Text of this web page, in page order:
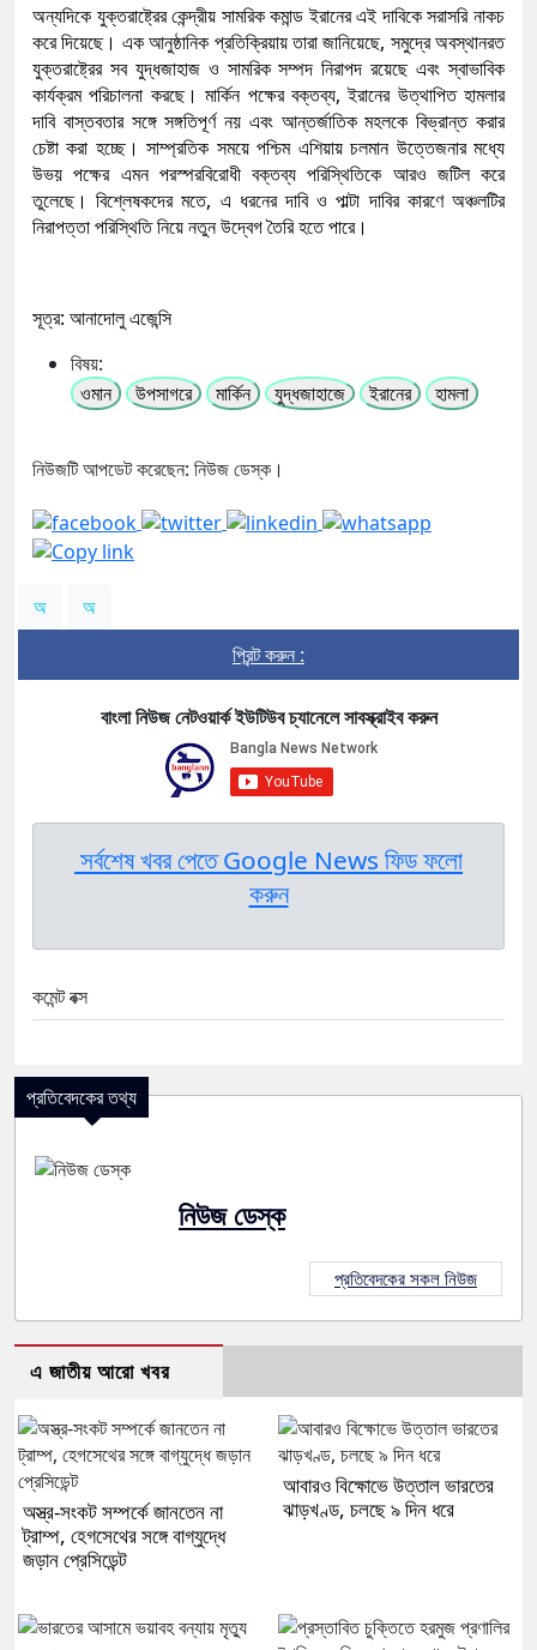
অন্যদিকে যুক্তরাষ্ট্রের কেন্দ্রীয় সামরিক কমান্ড ইরানের এই দাবিকে সরাসরি নাকচ
করে দিয়েছে। এক আনুষ্ঠানিক প্রতিক্রিয়ায় তারা জানিয়েছে, সমুদ্রে অবস্থানরত
যুক্তরাষ্ট্রের সব যুদ্ধজাহাজ ও সামরিক সম্পদ নিরাপদ রয়েছে এবং স্বাভাবিক
কার্যক্রম পরিচালনা করছে। মার্কিন পক্ষের বক্তব্য, ইরানের উত্থাপিত হামলার
দাবি বাস্তবতার সঙ্গে সঙ্গতিপূর্ণ নয় এবং আন্তর্জাতিক মহলকে বিভ্রান্ত করার
চেষ্টা করা হচ্ছে। সাম্প্রতিক সময়ে পশ্চিম এশিয়ায় চলমান উত্তেজনার মধ্যে
উভয় পক্ষের এমন পরস্পরবিরোধী বক্তব্য পরিস্থিতিকে আরও জটিল করে
তুলেছে। বিশ্লেষকদের মতে, এ ধরনের দাবি ও পাল্টা দাবির কারণে অঞ্চলটির
নিরাপত্তা পরিস্থিতি নিয়ে নতুন উদ্বেগ তৈরি হতে পারে।
সূত্র: আনাদোলু এজেন্সি
বিষয়:
ওমান
উপসাগরে মার্কিন যুদ্ধজাহাজে ইরানের হামলা
নিউজটি আপডেট করেছেন: নিউজ ডেস্ক।
অ
অ
প্রিন্ট করুন :
বাংলা নিউজ নেটওয়ার্ক ইউটিউব চ্যানেলে সাবস্ক্রাইব করুন
সর্বশেষ খবর পেতে Google News ফিড ফলো
করুন
কমেন্ট বক্স
প্রতিবেদকের তথ্য
নিউজ ডেস্ক
প্রতিবেদকের সকল নিউজ
এ জাতীয় আরো খবর
অস্ত্র-সংকট সম্পর্কে জানতেন না
ট্রাম্প, হেগসেথের সঙ্গে বাগ্‌যুদ্ধে
জড়ান প্রেসিডেন্ট
আবারও বিক্ষোভে উত্তাল ভারতের
ঝাড়খণ্ড, চলছে ৯ দিন ধরে